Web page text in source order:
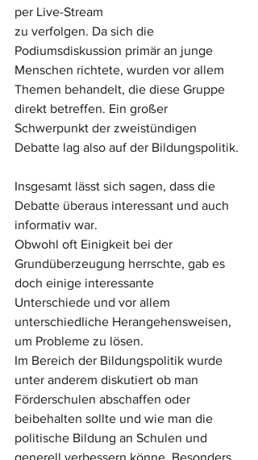
per Live-Stream
zu verfolgen. Da sich die
Podiumsdiskussion primär an junge
Menschen richtete, wurden vor allem
Themen behandelt, die diese Gruppe
direkt betreffen. Ein großer
Schwerpunkt der zweistündigen
Debatte lag also auf der Bildungspolitik.
Insgesamt lässt sich sagen, dass die
Debatte überaus interessant und auch
informativ war.
Obwohl oft Einigkeit bei der
Grundüberzeugung herrschte, gab es
doch einige interessante
Unterschiede und vor allem
unterschiedliche Herangehensweisen,
um Probleme zu lösen.
Im Bereich der Bildungspolitik wurde
unter anderem diskutiert ob man
Förderschulen abschaffen oder
beibehalten sollte und wie man die
politische Bildung an Schulen und
generell verbessern könne. Besonders